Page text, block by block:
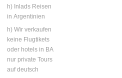
h) Inlads Reisen
in Argentinien
h) Wir verkaufen
keine Flugtikets
oder hotels in BA
nur private Tours
auf deutsch